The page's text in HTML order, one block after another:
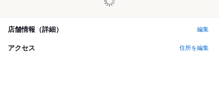
店舗情報（詳細） 編集
アクセス 住所を編集